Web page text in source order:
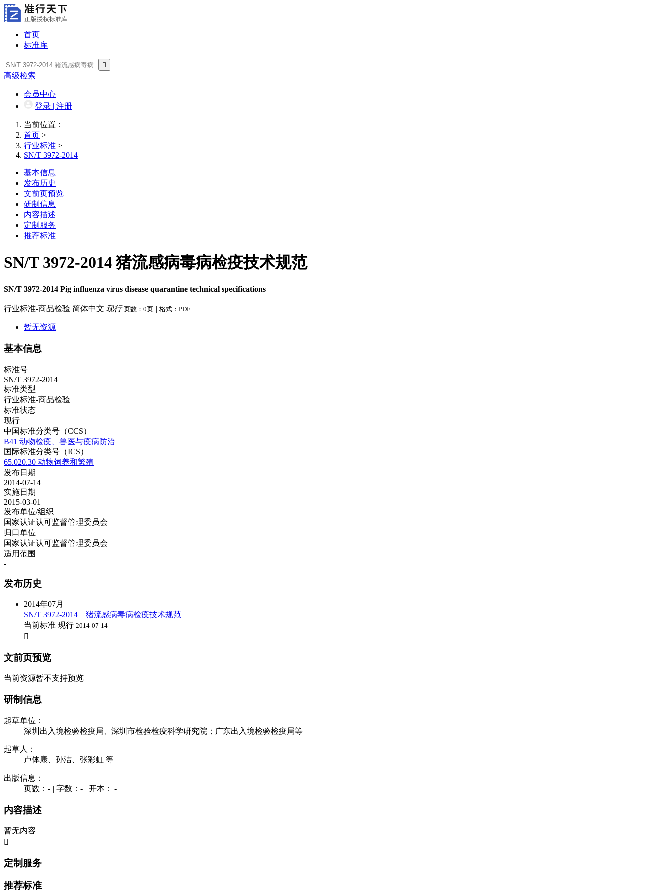
首页
标准库

高级检索
会员中心
登录 | 注册
当前位置：
首页 >
行业标准 >
SN/T 3972-2014
基本信息
发布历史
文前页预览
研制信息
内容描述
定制服务
推荐标准
SN/T 3972-2014 猪流感病毒病检疫技术规范
SN/T 3972-2014 Pig influenza virus disease quarantine technical specifications
行业标准-商品检验 简体中文 现行 页数：0页 | 格式：PDF
暂无资源
基本信息
标准号
SN/T 3972-2014
标准类型
行业标准-商品检验
标准状态
现行
中国标准分类号（CCS）
B41 动物检疫、兽医与疫病防治
国际标准分类号（ICS）
65.020.30 动物饲养和繁殖
发布日期
2014-07-14
实施日期
2015-03-01
发布单位/组织
国家认证认可监督管理委员会
归口单位
国家认证认可监督管理委员会
适用范围
-
发布历史
2014年07月
SN/T 3972-2014 猪流感病毒病检疫技术规范
当前标准 现行 2014-07-14

文前页预览
当前资源暂不支持预览
研制信息
起草单位：
深圳出入境检验检疫局、深圳市检验检疫科学研究院；广东出入境检验检疫局等
起草人：
卢体康、孙洁、张彩虹 等
出版信息：
页数：- | 字数：- | 开本： -
内容描述
暂无内容

定制服务
推荐标准